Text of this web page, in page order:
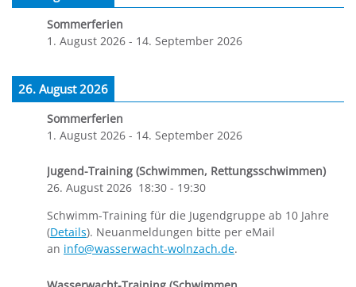
Sommerferien
1. August 2026 - 14. September 2026
26. August 2026
Sommerferien
1. August 2026 - 14. September 2026
Jugend-Training (Schwimmen, Rettungsschwimmen)
26. August 2026 18:30 - 19:30
Schwimm-Training für die Jugendgruppe ab 10 Jahre
(Details). Neuanmeldungen bitte per eMail
an info@wasserwacht-wolnzach.de.